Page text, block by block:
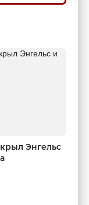
Энгельс